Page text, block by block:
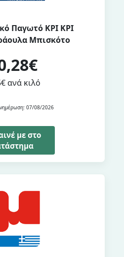
Παγωτό ΚΡΙ ΚΡΙ
Μπισκότο
ανά κιλό
07/08/2026
με στο